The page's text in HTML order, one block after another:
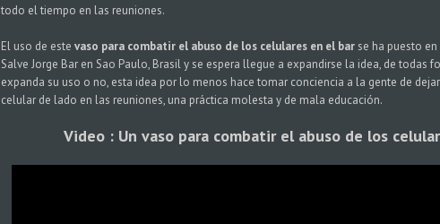
todo el tiempo en las reuniones.
El uso de este vaso para combatir el abuso de los celulares en el bar se ha puesto
Salve Jorge Bar en Sao Paulo, Brasil y se espera llegue a expandirse la idea, de todas
expanda su uso o no, esta idea por lo menos hace tomar conciencia a la gente de
celular de lado en las reuniones, una práctica molesta y de mala educación.
Video : Un vaso para combatir el abuso de los